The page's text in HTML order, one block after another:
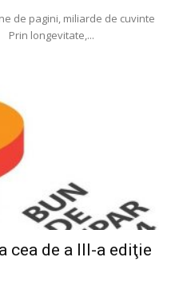
de pagini, miliarde de cuvinte
Prin longevitate,...
cea de a III-a ediţie